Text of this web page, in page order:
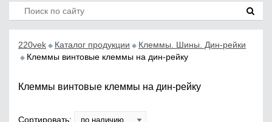
220vek Каталог продукции
Клеммы. Шины. Дин-рейки
Клеммы винтовые клеммы на дин-рейку
Клеммы винтовые клеммы на дин-рейку
Сортировать: